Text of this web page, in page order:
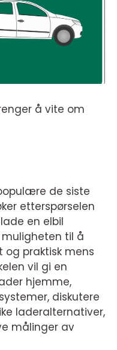
å vite om
de siste
etterspørselen
en elbil
til å
praktisk mens
vil gi en
hjemme,
diskutere
laderalternativer,
målinger av